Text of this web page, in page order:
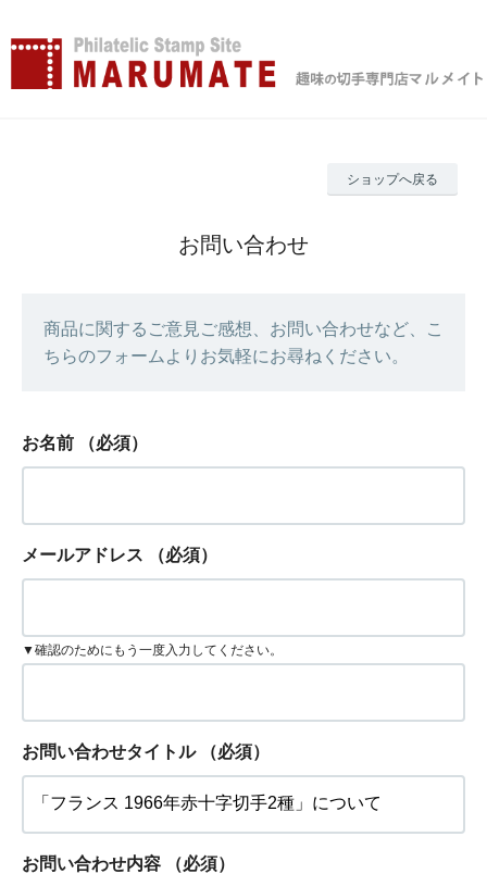
ショップへ戻る
お問い合わせ
商品に関するご意見ご感想、お問い合わせなど、こ
ちらのフォームよりお気軽にお尋ねください。
お名前 （必須）
メールアドレス （必須）
▼確認のためにもう一度入力してください。
お問い合わせタイトル （必須）
お問い合わせ内容 （必須）